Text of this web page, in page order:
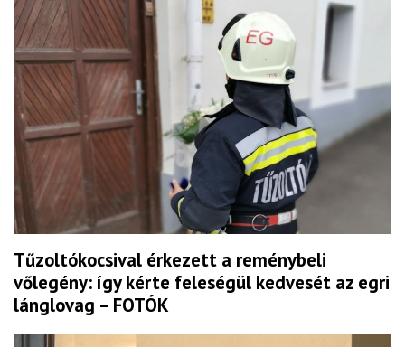
Tűzoltókocsival érkezett a reménybeli
vőlegény: így kérte feleségül kedvesét az egri
lánglovag – FOTÓK